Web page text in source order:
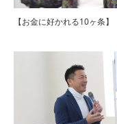
【お金に好かれる10ヶ条】